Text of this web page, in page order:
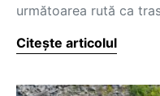
următoarea rută ca
Citește articolul